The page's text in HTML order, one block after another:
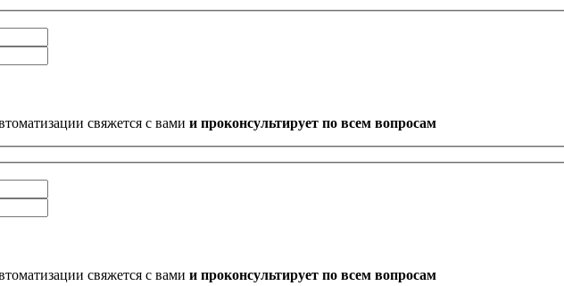
свяжется с вами и проконсультирует по всем вопросам
свяжется с вами и проконсультирует по всем вопросам